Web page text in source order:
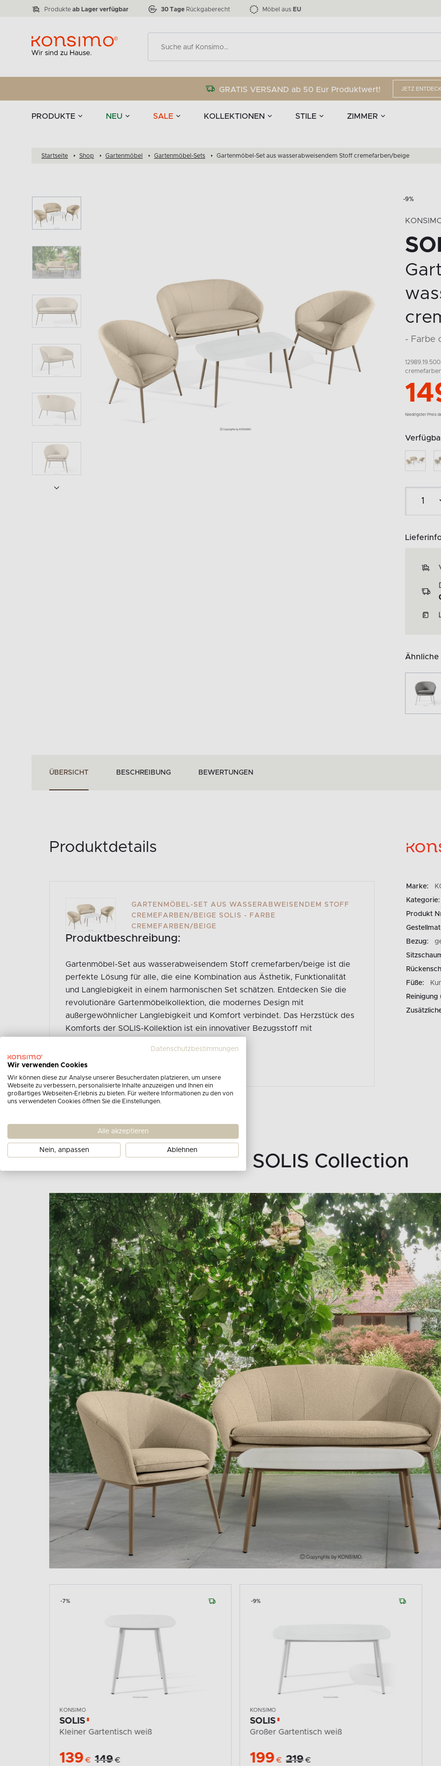
Produkte ab Lager verfügbar 30 Tage Rückgaberecht Möbel aus EU
GRATIS VERSAND ab 50 Eur Produktwert! JETZ
PRODUKTE NEU SALE KOLLEKTIONEN STILE ZIMMER
Tischgeschirr und Accessoires
zu 50 % Die LOFTY-Möbelkollektion bis zu 34 %
VICTO Anzahl der Produkte:77 EPIRI Anzahl der Produkte:
ELEGANT Anzahl der Produkte:888 TEENS Anzahl der Produkte:
Tischlampen
Startseite Shop Gartenmöbel Gartenmöbel-Sets Gartenmöbel-Set aus wasserabweisendem Stoff cremefarben/beige
-9%
- Farbe
12989.19.500
Niedrigster Preis
Ähnliche
ÜBERSICHT BESCHREIBUNG BEWERTUNGEN
Produktdetails
GARTENMÖBEL-SET AUS WASSERABWEISENDEM STOFF
CREMEFARBEN/BEIGE SOLIS - FARBE
CREMEFARBEN/BEIGE
Produktbeschreibung:
Gartenmöbel-Set aus wasserabweisendem Stoff cremefarben/beige ist die
perfekte Lösung für alle, die eine Kombination aus Ästhetik, Funktionalität
und Langlebigkeit in einem harmonischen Set schätzen. Entdecken Sie die
revolutionäre Gartenmöbelkollektion, die modernes Design mit
außergewöhnlicher Langlebigkeit und Komfort verbindet. Das Herzstück des
Komforts der SOLIS-Kollektion ist ein innovativer Bezugsstoff mit
Gesamte Produktbeschreibung ansehen
Marke:
Kategorie:
Produkt
Bezug:
Füße:
Reinigung
SOLIS Collection
-7%
KONSIMO
SOLIS
Kleiner Gartentisch weiß
139 € 149 €
-9%
KONSIMO
SOLIS
Großer Gartentisch weiß
199 € 219 €
Datenschutzbestimmungen
Wir verwenden Cookies
Wir können diese zur Analyse unserer Besucherdaten platzieren, um unsere
Webseite zu verbessern, personalisierte Inhalte anzuzeigen und Ihnen ein
großartiges Webseiten-Erlebnis zu bieten. Für weitere Informationen zu den von
uns verwendeten Cookies öffnen Sie die Einstellungen.
Alle akzeptieren
Nein, anpassen Ablehnen